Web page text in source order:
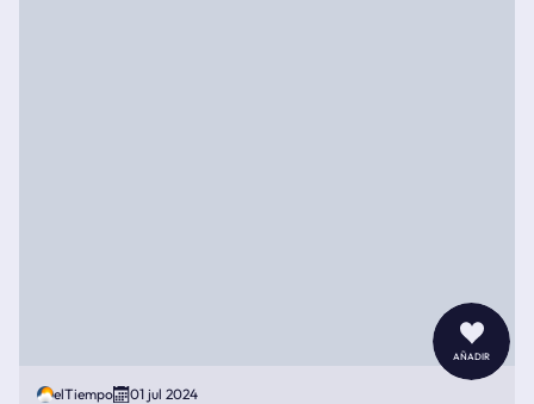
añadir
elTiempo 01 jul 2024